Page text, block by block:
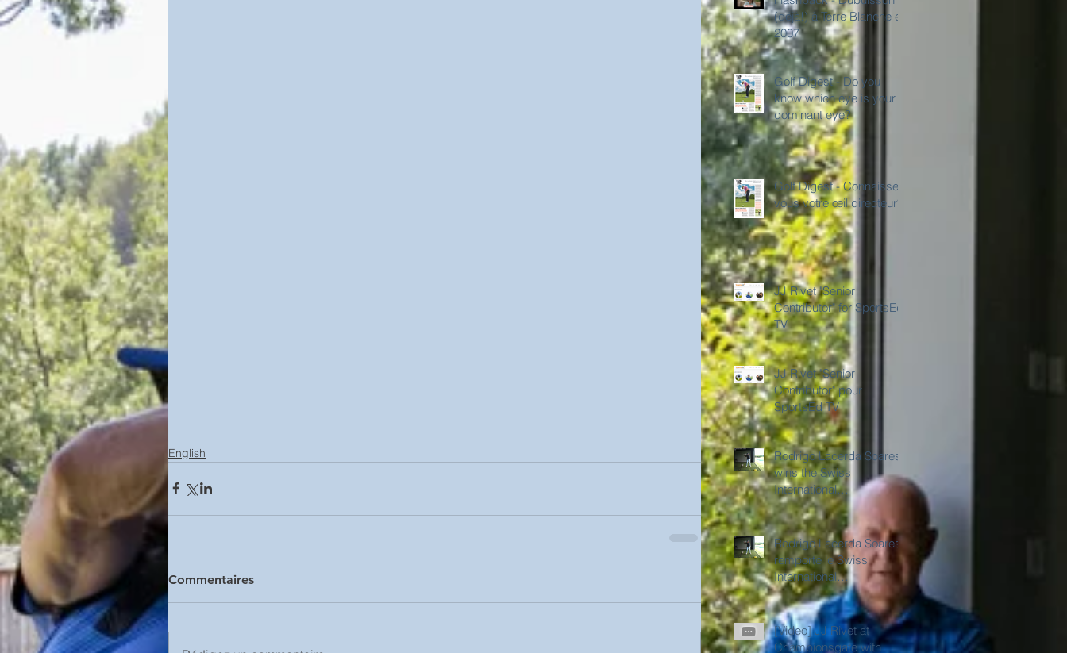
English
Commentaires
(déjà!) à Terre Blanche en
2007
Golf Digest - Do you
know which eye is your
dominant eye?
Golf Digest - Connaissez
vous votre œil directeur?
JJ Rivet "Senior
Contributor" for SportsEd
TV
JJ Rivet "Senior
Contributor" pour
SportsEd TV
Rodrigo Lacerda Soares
wins the Swiss
International
Championships
Rodrigo Lacerda Soares
remporte le Swiss
International
Championships
[Video] JJ Rivet at
Championsgate with